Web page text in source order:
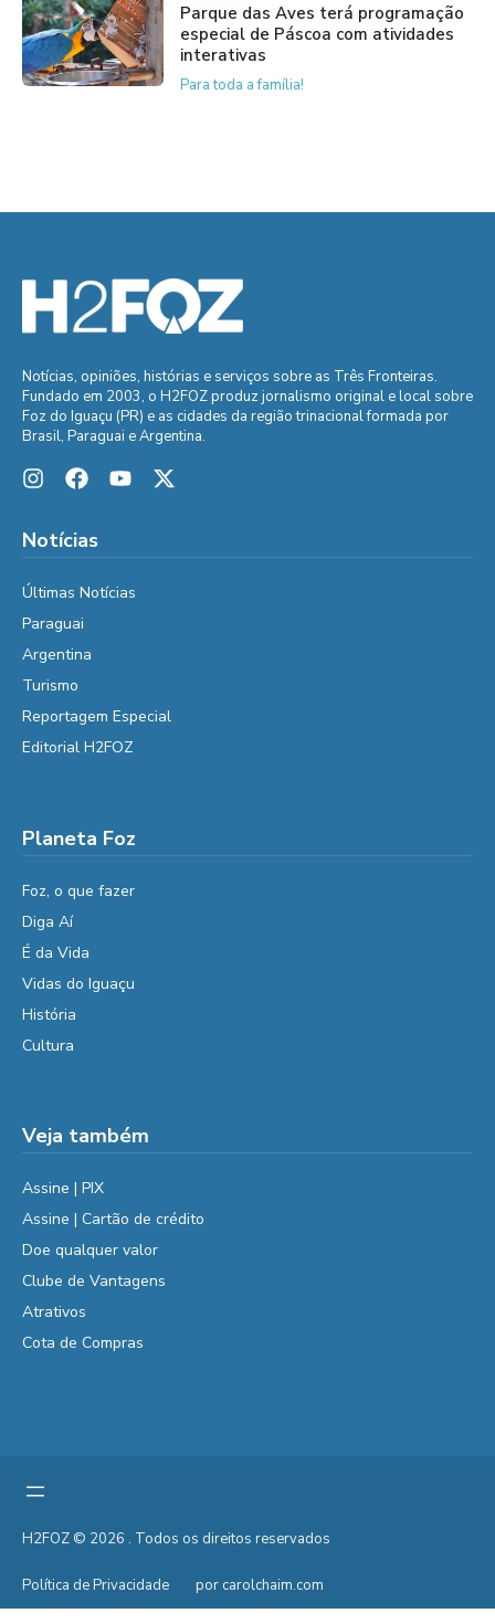
Parque das Aves terá programação
especial de Páscoa com atividades
interativas
Para toda a família!
Notícias, opiniões, histórias e serviços sobre as Três Fronteiras.
Fundado em 2003, o H2FOZ produz jornalismo original e local sobre
Foz do Iguaçu (PR) e as cidades da região trinacional formada por
Brasil, Paraguai e Argentina.
Notícias
Últimas Notícias
Paraguai
Argentina
Turismo
Reportagem Especial
Editorial H2FOZ
Planeta Foz
Foz, o que fazer
Diga Aí
É da Vida
Vidas do Iguaçu
História
Cultura
Veja também
Assine | PIX
Assine | Cartão de crédito
Doe qualquer valor
Clube de Vantagens
Atrativos
Cota de Compras
H2FOZ © 2026 . Todos os direitos reservados
Política de Privacidade por carolchaim.com